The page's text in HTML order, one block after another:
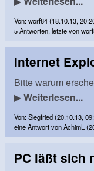
Von: worf84 (18.10.13,
5 Antworten, letzte von
Internet
Bitte warum
▶Weiterlesen...
Von: Siegfried (20.10.13,
eine Antwort von AchimL
PC läßt sich